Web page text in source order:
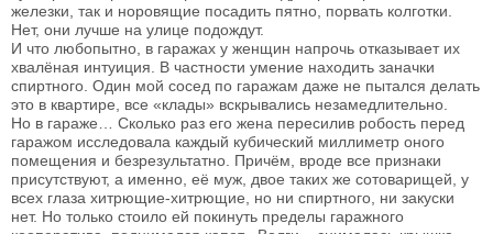
железки, так и норовящие посадить пятно, порвать колготки.
Нет, они лучше на улице подождут.
И что любопытно, в гаражах у женщин напрочь отказывает их
хвалёная интуиция. В частности умение находить заначки
спиртного. Один мой сосед по гаражам даже не пытался делать
это в квартире, все «клады» вскрывались незамедлительно.
Но в гараже… Сколько раз его жена пересилив робость перед
гаражом исследовала каждый кубический миллиметр оного
помещения и безрезультатно. Причём, вроде все признаки
присутствуют, а именно, её муж, двое таких же сотоварищей, у
всех глаза хитрющие-хитрющие, но ни спиртного, ни закуски
нет. Но только стоило ей покинуть пределы гаражного